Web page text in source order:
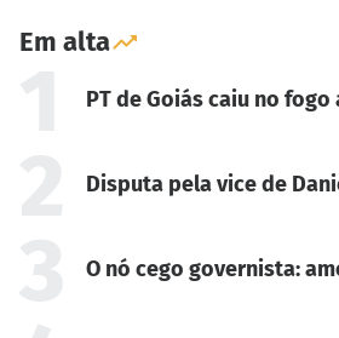
Em alta
PT de Goiás caiu no
Disputa pela vice de
O nó cego governista: